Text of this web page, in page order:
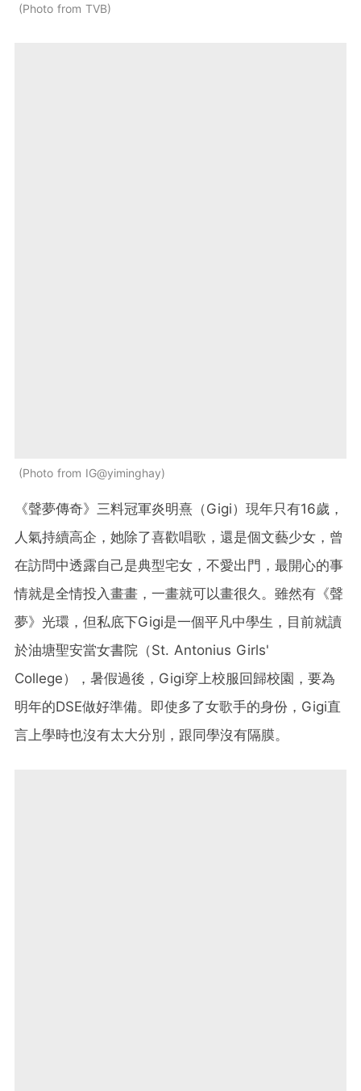
Photo from TVB
Photo from IG@yiminghay
《聲夢傳奇》三料冠軍炎明熹（Gigi）現年只有16歲，
人氣持續高企，她除了喜歡唱歌，還是個文藝少女，曾
在訪問中透露自己是典型宅女，不愛出門，最開心的事
情就是全情投入畫畫，一畫就可以畫很久。雖然有《聲
夢》光環，但私底下Gigi是一個平凡中學生，目前就讀
於油塘聖安當女書院（St. Antonius Girls'
College），暑假過後，Gigi穿上校服回歸校園，要為
明年的DSE做好準備。即使多了女歌手的身份，Gigi直
言上學時也沒有太大分別，跟同學沒有隔膜。